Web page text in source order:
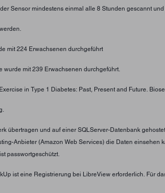
Sensor mindestens einmal alle 8 Stunden gescannt
mit 224 Erwachsenen durchgeführt
wurde mit 239 Erwachsenen durchgeführt.
in Type 1 Diabetes: Past, Present and Future.
übertragen und auf einer SQLServer-Datenbank
Anbieter (Amazon Web Services) die Daten
passwortgeschützt.
ist eine Registrierung bei LibreView erforderlich. Für